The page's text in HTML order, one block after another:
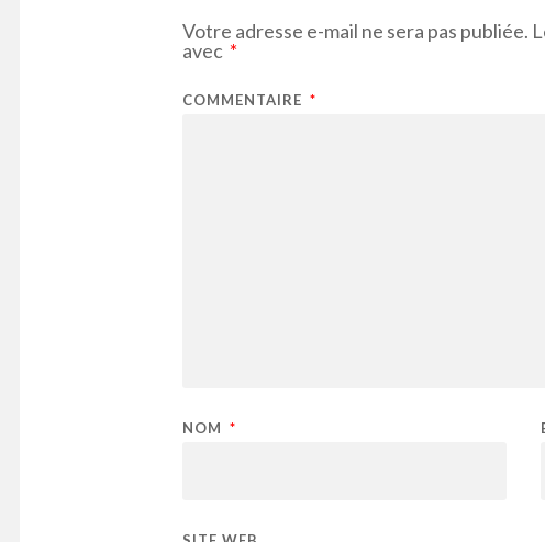
Votre adresse e-mail ne sera pas publiée.
avec *
COMMENTAIRE *
NOM *